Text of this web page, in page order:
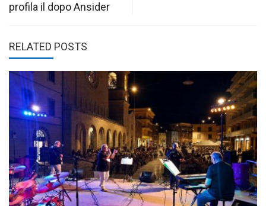
profila il dopo Ansider
RELATED POSTS